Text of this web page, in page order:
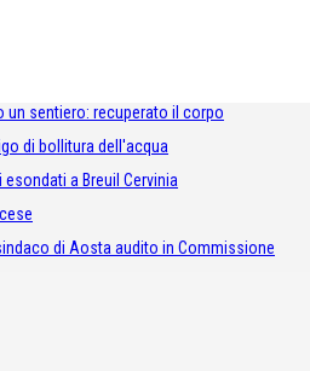
un sentiero: recuperato il corpo
di bollitura dell'acqua
a Breuil Cervinia
di Aosta audito in Commissione